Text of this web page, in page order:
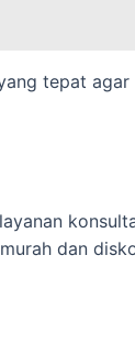
tepat agar
dan